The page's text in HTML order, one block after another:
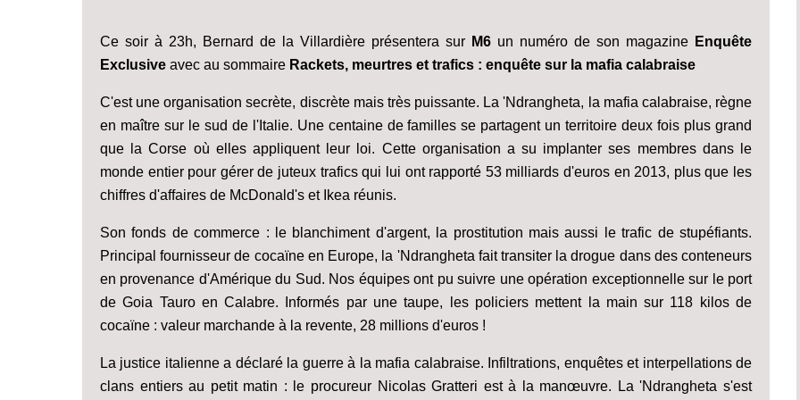
Ce soir à 23h, Bernard de la Villardière présentera sur M6 un numéro de son magazine Enquête
Exclusive avec au sommaire Rackets, meurtres et trafics : enquête sur la mafia calabraise
C'est une organisation secrète, discrète mais très puissante. La 'Ndrangheta, la mafia calabraise, règne
en maître sur le sud de l'Italie. Une centaine de familles se partagent un territoire deux fois plus grand
que la Corse où elles appliquent leur loi. Cette organisation a su implanter ses membres dans le
monde entier pour gérer de juteux trafics qui lui ont rapporté 53 milliards d'euros en 2013, plus que les
chiffres d'affaires de McDonald's et Ikea réunis.
Son fonds de commerce : le blanchiment d'argent, la prostitution mais aussi le trafic de stupéfiants.
Principal fournisseur de cocaïne en Europe, la 'Ndrangheta fait transiter la drogue dans des conteneurs
en provenance d'Amérique du Sud. Nos équipes ont pu suivre une opération exceptionnelle sur le port
de Goia Tauro en Calabre. Informés par une taupe, les policiers mettent la main sur 118 kilos de
cocaïne : valeur marchande à la revente, 28 millions d'euros !
La justice italienne a déclaré la guerre à la mafia calabraise. Infiltrations, enquêtes et interpellations de
clans entiers au petit matin : le procureur Nicolas Gratteri est à la manœuvre. La 'Ndrangheta s'est